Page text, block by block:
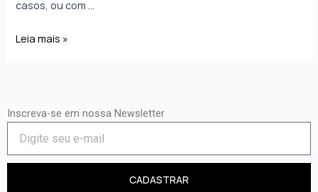
casos, ou com …
Leia mais »
Inscreva-se em nossa Newsletter
CADASTRAR